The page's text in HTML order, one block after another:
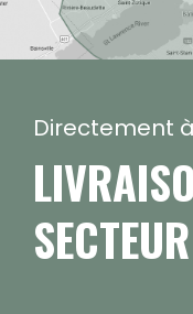
Directement
SECTEUR